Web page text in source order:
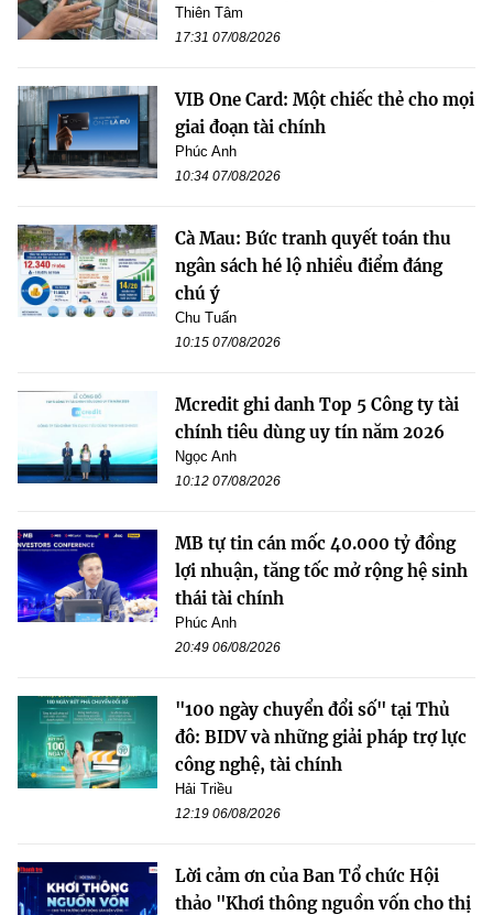
Thiên Tâm
17:31 07/08/2026
VIB One Card: Một chiếc thẻ cho mọi
giai đoạn tài chính
Phúc Anh
10:34 07/08/2026
Cà Mau: Bức tranh quyết toán thu
ngân sách hé lộ nhiều điểm đáng
chú ý
Chu Tuấn
10:15 07/08/2026
Mcredit ghi danh Top 5 Công ty tài
chính tiêu dùng uy tín năm 2026
Ngọc Anh
10:12 07/08/2026
MB tự tin cán mốc 40.000 tỷ đồng
lợi nhuận, tăng tốc mở rộng hệ sinh
thái tài chính
Phúc Anh
20:49 06/08/2026
"100 ngày chuyển đổi số" tại Thủ
đô: BIDV và những giải pháp trợ lực
công nghệ, tài chính
Hải Triều
12:19 06/08/2026
Lời cảm ơn của Ban Tổ chức Hội
thảo "Khơi thông nguồn vốn cho thị